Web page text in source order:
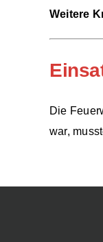
Weitere
Die
war,